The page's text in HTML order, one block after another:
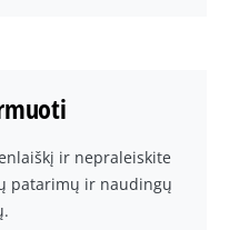
ir nepraleiskite
patarimų ir naudingų